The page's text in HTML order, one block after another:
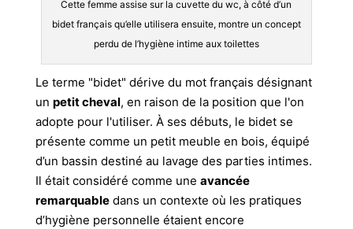
Cette femme assise sur la cuvette du wc, à côté d’un
bidet français qu’elle utilisera ensuite, montre un concept
perdu de l’hygiène intime aux toilettes
Le terme "bidet" dérive du mot français désignant
un petit cheval, en raison de la position que l'on
adopte pour l'utiliser. À ses débuts, le bidet se
présente comme un petit meuble en bois, équipé
d’un bassin destiné au lavage des parties intimes.
Il était considéré comme une avancée
remarquabledans un contexte où les pratiques
d’hygiène personnelle étaient encore